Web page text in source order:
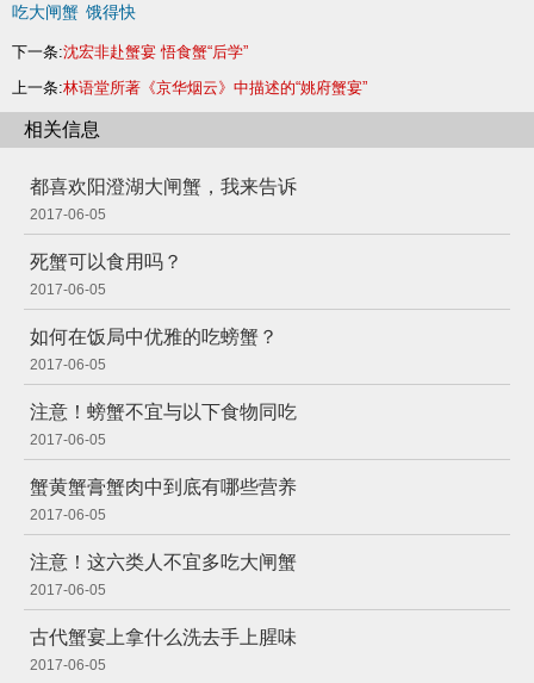
吃大闸蟹 饿得快
下一条:沈宏非赴蟹宴 悟食蟹“后学”
上一条:林语堂所著《京华烟云》中描述的“姚府蟹宴”
相关信息
都喜欢阳澄湖大闸蟹，我来告诉
2017-06-05
死蟹可以食用吗？
2017-06-05
如何在饭局中优雅的吃螃蟹？
2017-06-05
注意！螃蟹不宜与以下食物同吃
2017-06-05
蟹黄蟹膏蟹肉中到底有哪些营养
2017-06-05
注意！这六类人不宜多吃大闸蟹
2017-06-05
古代蟹宴上拿什么洗去手上腥味
2017-06-05